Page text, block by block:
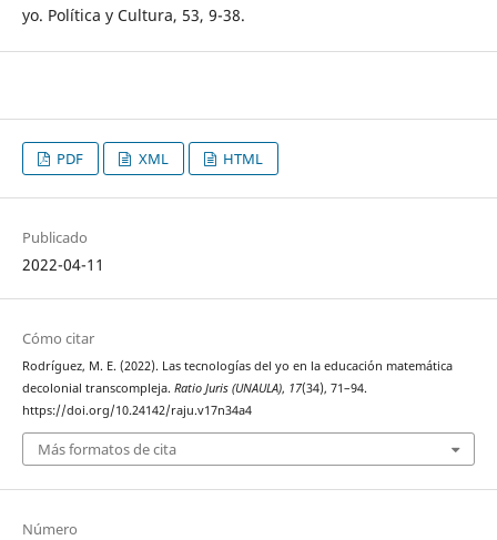
yo. Política y Cultura, 53, 9-38.
PDF XML HTML
Publicado
2022-04-11
Cómo citar
Rodríguez, M. E. (2022). Las tecnologías del yo en la educación matemática
decolonial transcompleja. Ratio Juris (UNAULA), 17(34), 71–94.
https://doi.org/10.24142/raju.v17n34a4
Más formatos de cita
Número